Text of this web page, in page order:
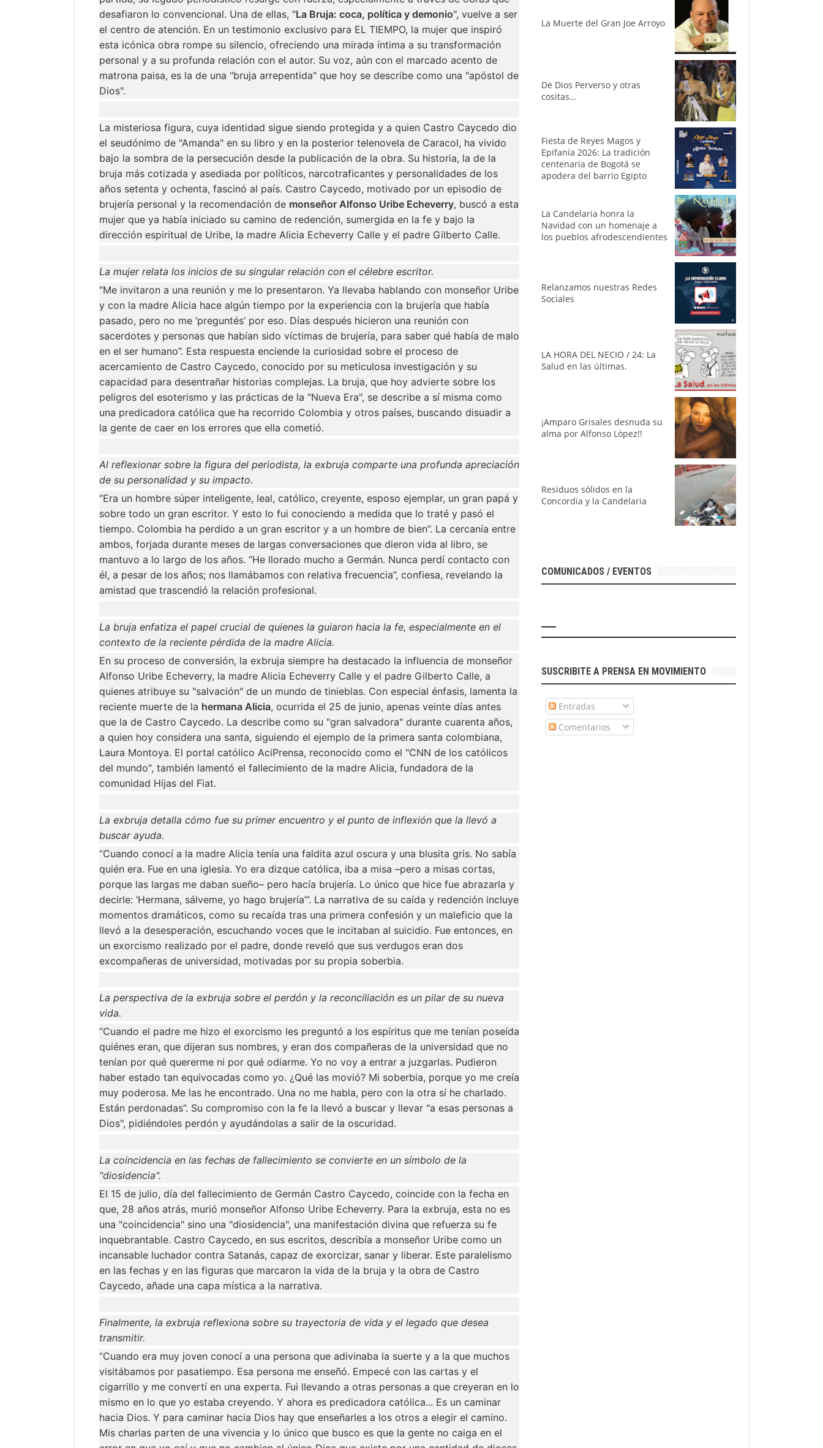
desafiaron lo convencional. Una de ellas, "La Bruja: coca, política y demonio", vuelve a ser
el centro de atención. En un testimonio exclusivo para EL TIEMPO, la mujer que inspiró
esta icónica obra rompe su silencio, ofreciendo una mirada íntima a su transformación
personal y a su profunda relación con el autor. Su voz, aún con el marcado acento de
matrona paisa, es la de una "bruja arrepentida" que hoy se describe como una "apóstol de
Dios".
La misteriosa figura, cuya identidad sigue siendo protegida y a quien Castro Caycedo dio
el seudónimo de "Amanda" en su libro y en la posterior telenovela de Caracol, ha vivido
bajo la sombra de la persecución desde la publicación de la obra. Su historia, la de la
bruja más cotizada y asediada por políticos, narcotraficantes y personalidades de los
años setenta y ochenta, fascinó al país. Castro Caycedo, motivado por un episodio de
brujería personal y la recomendación de monseñor Alfonso Uribe Echeverry, buscó a esta
mujer que ya había iniciado su camino de redención, sumergida en la fe y bajo la
dirección espiritual de Uribe, la madre Alicia Echeverry Calle y el padre Gilberto Calle.
La mujer relata los inicios de su singular relación con el célebre escritor.
“Me invitaron a una reunión y me lo presentaron. Ya llevaba hablando con monseñor Uribe
y con la madre Alicia hace algún tiempo por la experiencia con la brujería que había
pasado, pero no me ‘preguntés’ por eso. Días después hicieron una reunión con
sacerdotes y personas que habían sido víctimas de brujería, para saber qué había de malo
en el ser humano”. Esta respuesta enciende la curiosidad sobre el proceso de
acercamiento de Castro Caycedo, conocido por su meticulosa investigación y su
capacidad para desentrañar historias complejas. La bruja, que hoy advierte sobre los
peligros del esoterismo y las prácticas de la "Nueva Era", se describe a sí misma como
una predicadora católica que ha recorrido Colombia y otros países, buscando disuadir a
la gente de caer en los errores que ella cometió.
Al reflexionar sobre la figura del periodista, la exbruja comparte una profunda apreciación
de su personalidad y su impacto.
“Era un hombre súper inteligente, leal, católico, creyente, esposo ejemplar, un gran papá y
sobre todo un gran escritor. Y esto lo fui conociendo a medida que lo traté y pasó el
tiempo. Colombia ha perdido a un gran escritor y a un hombre de bien”. La cercanía entre
ambos, forjada durante meses de largas conversaciones que dieron vida al libro, se
mantuvo a lo largo de los años. “He llorado mucho a Germán. Nunca perdí contacto con
él, a pesar de los años; nos llamábamos con relativa frecuencia”, confiesa, revelando la
amistad que trascendió la relación profesional.
La bruja enfatiza el papel crucial de quienes la guiaron hacia la fe, especialmente en el
contexto de la reciente pérdida de la madre Alicia.
En su proceso de conversión, la exbruja siempre ha destacado la influencia de monseñor
Alfonso Uribe Echeverry, la madre Alicia Echeverry Calle y el padre Gilberto Calle, a
quienes atribuye su "salvación" de un mundo de tinieblas. Con especial énfasis, lamenta la
reciente muerte de la hermana Alicia, ocurrida el 25 de junio, apenas veinte días antes
que la de Castro Caycedo. La describe como su "gran salvadora" durante cuarenta años,
a quien hoy considera una santa, siguiendo el ejemplo de la primera santa colombiana,
Laura Montoya. El portal católico AciPrensa, reconocido como el "CNN de los católicos
del mundo", también lamentó el fallecimiento de la madre Alicia, fundadora de la
comunidad Hijas del Fiat.
La exbruja detalla cómo fue su primer encuentro y el punto de inflexión que la llevó a
buscar ayuda.
“Cuando conocí a la madre Alicia tenía una faldita azul oscura y una blusita gris. No sabía
quién era. Fue en una iglesia. Yo era dizque católica, iba a misa –pero a misas cortas,
porque las largas me daban sueño– pero hacía brujería. Lo único que hice fue abrazarla y
decirle: ‘Hermana, sálveme, yo hago brujería’”. La narrativa de su caída y redención incluye
momentos dramáticos, como su recaída tras una primera confesión y un maleficio que la
llevó a la desesperación, escuchando voces que le incitaban al suicidio. Fue entonces, en
un exorcismo realizado por el padre, donde reveló que sus verdugos eran dos
excompañeras de universidad, motivadas por su propia soberbia.
La perspectiva de la exbruja sobre el perdón y la reconciliación es un pilar de su nueva
vida.
“Cuando el padre me hizo el exorcismo les preguntó a los espíritus que me tenían poseída
quiénes eran, que dijeran sus nombres, y eran dos compañeras de la universidad que no
tenían por qué quererme ni por qué odiarme. Yo no voy a entrar a juzgarlas. Pudieron
haber estado tan equivocadas como yo. ¿Qué las movió? Mi soberbia, porque yo me creía
muy poderosa. Me las he encontrado. Una no me habla, pero con la otra sí he charlado.
Están perdonadas”. Su compromiso con la fe la llevó a buscar y llevar "a esas personas a
Dios", pidiéndoles perdón y ayudándolas a salir de la oscuridad.
La coincidencia en las fechas de fallecimiento se convierte en un símbolo de la
"diosidencia".
El 15 de julio, día del fallecimiento de Germán Castro Caycedo, coincide con la fecha en
que, 28 años atrás, murió monseñor Alfonso Uribe Echeverry. Para la exbruja, esta no es
una "coincidencia" sino una "diosidencia", una manifestación divina que refuerza su fe
inquebrantable. Castro Caycedo, en sus escritos, describía a monseñor Uribe como un
incansable luchador contra Satanás, capaz de exorcizar, sanar y liberar. Este paralelismo
en las fechas y en las figuras que marcaron la vida de la bruja y la obra de Castro
Caycedo, añade una capa mística a la narrativa.
Finalmente, la exbruja reflexiona sobre su trayectoria de vida y el legado que desea
transmitir.
“Cuando era muy joven conocí a una persona que adivinaba la suerte y a la que muchos
visitábamos por pasatiempo. Esa persona me enseñó. Empecé con las cartas y el
cigarrillo y me convertí en una experta. Fui llevando a otras personas a que creyeran en lo
mismo en lo que yo estaba creyendo. Y ahora es predicadora católica... Es un caminar
hacia Dios. Y para caminar hacia Dios hay que enseñarles a los otros a elegir el camino.
Mis charlas parten de una vivencia y lo único que busco es que la gente no caiga en el
La Muerte del Gran Joe Arroyo
De Dios Perverso y otras
cositas…
Fiesta de Reyes Magos y
Epifanía 2026: La tradición
centenaria de Bogotá se
apodera del barrio Egipto
La Candelaria honra la
Navidad con un homenaje a
los pueblos afrodescendientes
Relanzamos nuestras Redes
Sociales
LA HORA DEL NECIO / 24: La
Salud en las últimas.
¡Amparo Grisales desnuda su
alma por Alfonso López!!
Residuos sólidos en la
Concordia y la Candelaria
COMUNICADOS / EVENTOS
SUSCRIBITE A PRENSA EN MOVIMIENTO
Entradas
Comentarios